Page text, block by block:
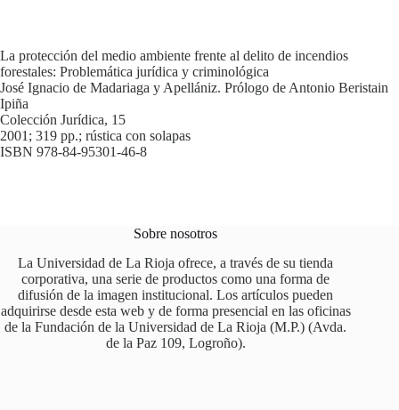
La protección del medio ambiente frente al delito de incendios
forestales: Problemática jurídica y criminológica
José Ignacio de Madariaga y Apellániz. Prólogo de Antonio Beristain
Ipiña
Colección Jurídica, 15
2001; 319 pp.; rústica con solapas
ISBN 978-84-95301-46-8
Sobre nosotros
La Universidad de La Rioja ofrece, a través de su tienda
corporativa, una serie de productos como una forma de
difusión de la imagen institucional. Los artículos pueden
adquirirse desde esta web y de forma presencial en las oficinas
de la Fundación de la Universidad de La Rioja (M.P.) (Avda.
de la Paz 109, Logroño).